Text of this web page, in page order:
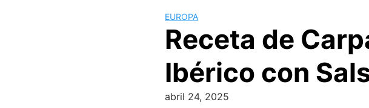
EUROPA
Receta de
Ibérico con
abril 24, 2025